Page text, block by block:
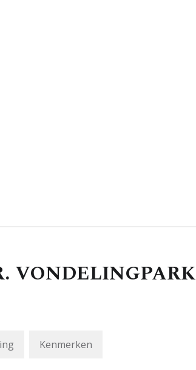
VONDELINGPARK
Kenmerken